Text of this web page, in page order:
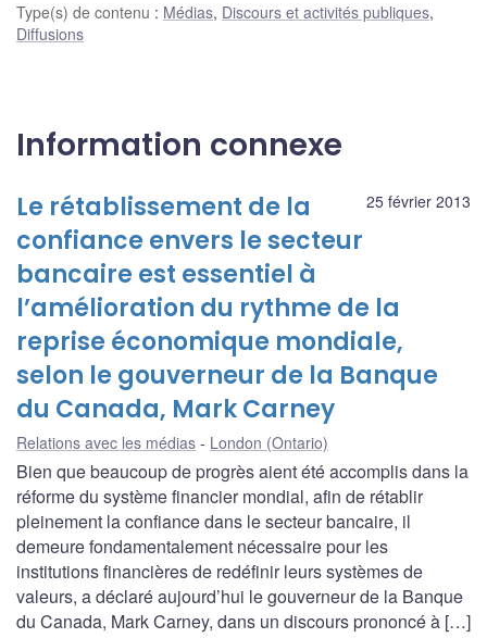
Type(s) de contenu : Médias, Discours et activités publiques,
Diffusions
Information connexe
25 février 2013
Le rétablissement de la
confiance envers le secteur
bancaire est essentiel à
l’amélioration du rythme de la
reprise économique mondiale,
selon le gouverneur de la Banque
du Canada, Mark Carney
Relations avec les médias London (Ontario)
Bien que beaucoup de progrès aient été accomplis dans la
réforme du système financier mondial, afin de rétablir
pleinement la confiance dans le secteur bancaire, il
demeure fondamentalement nécessaire pour les
institutions financières de redéfinir leurs systèmes de
valeurs, a déclaré aujourd’hui le gouverneur de la Banque
du Canada, Mark Carney, dans un discours prononcé à […]